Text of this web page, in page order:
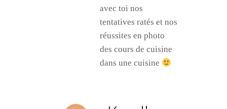
avec toi nos
tentatives ratés et nos
réussites en photo
des cours de cuisine
dans une cuisine